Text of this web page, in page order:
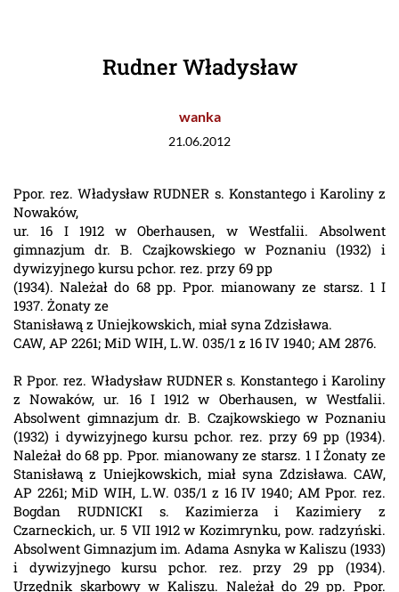
Rudner Władysław
wanka
21.06.2012
Ppor. rez. Władysław RUDNER s. Konstantego i Karoliny z
Nowaków,
ur. 16 I 1912 w Oberhausen, w Westfalii. Absolwent
gimnazjum dr. B. Czajkowskiego w Poznaniu (1932) i
dywizyjnego kursu pchor. rez. przy 69 pp
(1934). Należał do 68 pp. Ppor. mianowany ze starsz. 1 I
1937. Żonaty ze
Stanisławą z Uniejkowskich, miał syna Zdzisława.
CAW, AP 2261; MiD WIH, L.W. 035/1 z 16 IV 1940; AM 2876.
R Ppor. rez. Władysław RUDNER s. Konstantego i Karoliny
z Nowaków, ur. 16 I 1912 w Oberhausen, w Westfalii.
Absolwent gimnazjum dr. B. Czajkowskiego w Poznaniu
(1932) i dywizyjnego kursu pchor. rez. przy 69 pp (1934).
Należał do 68 pp. Ppor. mianowany ze starsz. 1 I Żonaty ze
Stanisławą z Uniejkowskich, miał syna Zdzisława. CAW,
AP 2261; MiD WIH, L.W. 035/1 z 16 IV 1940; AM Ppor. rez.
Bogdan RUDNICKI s. Kazimierza i Kazimiery z
Czarneckich, ur. 5 VII 1912 w Kozimrynku, pow. radzyński.
Absolwent Gimnazjum im. Adama Asnyka w Kaliszu (1933)
i dywizyjnego kursu pchor. rez. przy 29 pp (1934).
Urzędnik skarbowy w Kaliszu. Należał do 29 pp. Ppor.